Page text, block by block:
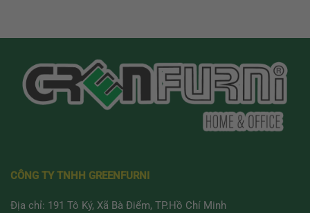
CÔNG TY TNHH GREENFURNI
Địa chỉ: 191 Tô Ký, Xã Bà Điểm, TP.Hồ Chí Minh